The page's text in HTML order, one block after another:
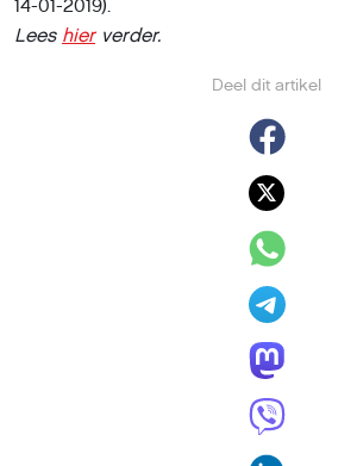
Deel dit artikel
14-01-2019).
Lees hierverder.